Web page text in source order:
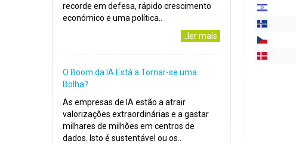
recorde em defesa, rápido crescimento
económico e uma política..
..ler mais
O Boom da IA Está a Tornar-se uma
Bolha?
As empresas de IA estão a atrair
valorizações extraordinárias e a gastar
milhares de milhões em centros de
dados. Isto é sustentável ou os..